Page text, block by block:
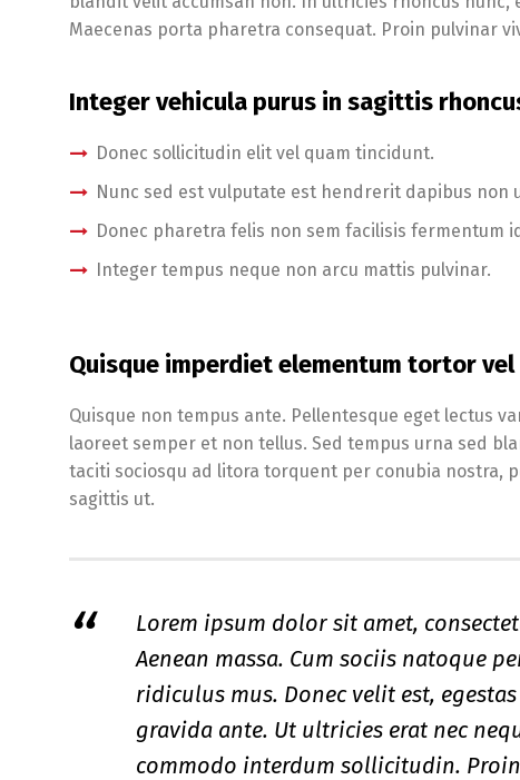
Maecenas porta pharetra consequat. Proin pulvinar
Integer vehicula purus in sagittis
Donec sollicitudin elit vel quam tincidunt.
Nunc sed est vulputate est hendrerit dapibus non
Donec pharetra felis non sem facilisis fermentum
Integer tempus neque non arcu mattis pulvinar.
Quisque imperdiet elementum tortor
Quisque non tempus ante. Pellentesque eget lectus
laoreet semper et non tellus. Sed tempus urna sed
taciti sociosqu ad litora torquent per conubia nostra,
sagittis ut.
Lorem ipsum dolor sit amet,
Aenean massa. Cum sociis natoque
ridiculus mus. Donec velit est,
gravida ante. Ut ultricies erat nec
commodo interdum sollicitudin.